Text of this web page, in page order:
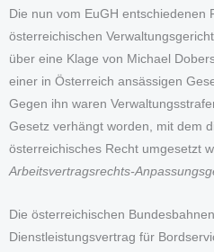
Die nun vom EuGH entschiedenen
österreichischen
über eine Klage von Michael
einer in Österreich ansässigen
Gegen ihn waren
Gesetz verhängt worden, mit dem
österreichisches Recht umgesetzt
Arbeitsvertragsrechts-
Die österreichischen
Dienstleistungsvertrag für